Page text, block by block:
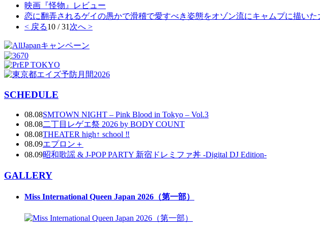
映画『怪物』レビュー
恋に翻弄されるゲイの愚かで滑稽で愛すべき姿態をオゾン流にキャムプに描いた
< 戻る10 / 31 次へ >
SCHEDULE
08.08SMTOWN NIGHT – Pink Blood in Tokyo – Vol.3
08.08二丁目レゲエ祭 2026 by BODY COUNT
08.08THEATER high↑ school ‼
08.09エプロン＋
08.09昭和歌謡 & J-POP PARTY 新宿ドレミファ丼 -Digital DJ Edition-
GALLERY
Miss International Queen Japan 2026（第一部）